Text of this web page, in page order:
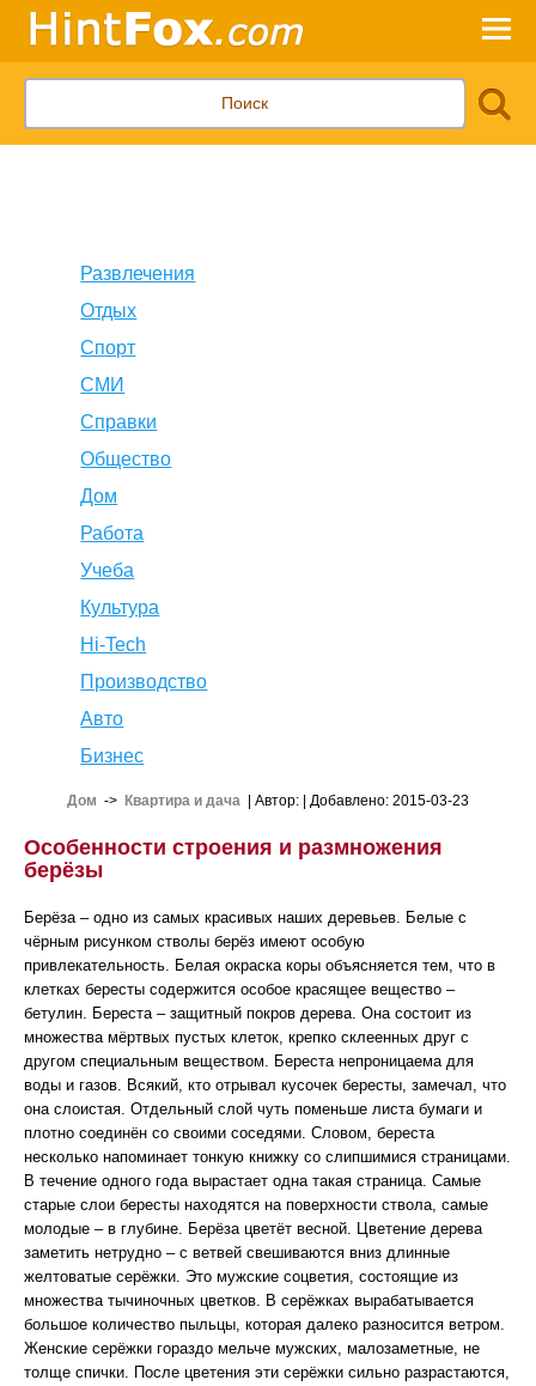
Развлечения
Отдых
Спорт
СМИ
Справки
Общество
Дом
Работа
Учеба
Культура
Hi-Tech
Производство
Авто
Бизнес
Дом -> Квартира и дача | Автор: | Добавлено: 2015-03-23
Особенности строения и размножения
берёзы
Берёза – одно из самых красивых наших деревьев. Белые с
чёрным рисунком стволы берёз имеют особую
привлекательность. Белая окраска коры объясняется тем, что в
клетках бересты содержится особое красящее вещество –
бетулин. Береста – защитный покров дерева. Она состоит из
множества мёртвых пустых клеток, крепко склеенных друг с
другом специальным веществом. Береста непроницаема для
воды и газов. Всякий, кто отрывал кусочек бересты, замечал, что
она слоистая. Отдельный слой чуть поменьше листа бумаги и
плотно соединён со своими соседями. Словом, береста
несколько напоминает тонкую книжку со слипшимися страницами.
В течение одного года вырастает одна такая страница. Самые
старые слои бересты находятся на поверхности ствола, самые
молодые – в глубине. Берёза цветёт весной. Цветение дерева
заметить нетрудно – с ветвей свешиваются вниз длинные
желтоватые серёжки. Это мужские соцветия, состоящие из
множества тычиночных цветков. В серёжках вырабатывается
большое количество пыльцы, которая далеко разносится ветром.
Женские серёжки гораздо мельче мужских, малозаметные, не
толще спички. После цветения эти серёжки сильно разрастаются,